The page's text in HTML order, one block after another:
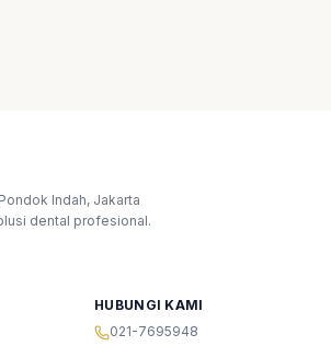
Indah, Jakarta
dental profesional.
HUBUNGI KAMI
021-7695948